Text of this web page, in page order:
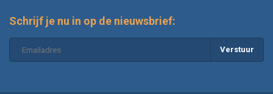
Schrijf je nu in op de nieuwsbrief:
Verstuur